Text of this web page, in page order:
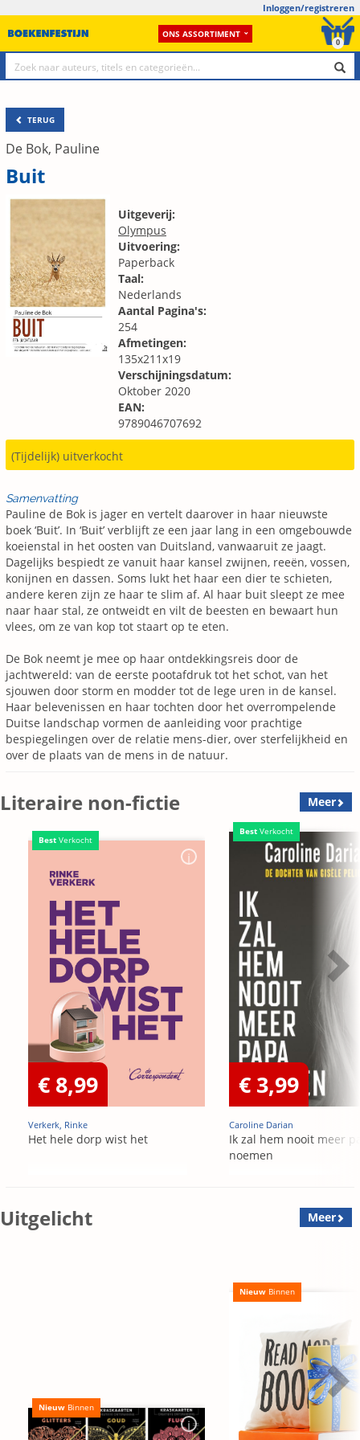
Inloggen/registreren
ONS ASSORTIMENT
0
TERUG
De Bok, Pauline
Buit
Uitgeverij:
Olympus
Uitvoering:
Paperback
Taal:
Nederlands
Aantal Pagina's:
254
Afmetingen:
135x211x19
Verschijningsdatum:
Oktober 2020
EAN:
9789046707692
(Tijdelijk) uitverkocht
Samenvatting
Pauline de Bok is jager en vertelt daarover in haar nieuwste
boek ‘Buit’. In ‘Buit’ verblijft ze een jaar lang in een omgebouwde
koeienstal in het oosten van Duitsland, vanwaaruit ze jaagt.
Dagelijks bespiedt ze vanuit haar kansel zwijnen, reeën, vossen,
konijnen en dassen. Soms lukt het haar een dier te schieten,
andere keren zijn ze haar te slim af. Al haar buit sleept ze mee
naar haar stal, ze ontweidt en vilt de beesten en bewaart hun
vlees, om ze van kop tot staart op te eten.
De Bok neemt je mee op haar ontdekkingsreis door de
jachtwereld: van de eerste pootafdruk tot het schot, van het
sjouwen door storm en modder tot de lege uren in de kansel.
Haar belevenissen en haar tochten door het overrompelende
Duitse landschap vormen de aanleiding voor prachtige
bespiegelingen over de relatie mens-dier, over sterfelijkheid en
over de plaats van de mens in de natuur.
Literaire non-fictie Meer
Best Verkocht
€ 8,99
Verkerk, Rinke
Het hele dorp wist het
Best Verkocht
€ 3,99
Caroline Darian
Ik zal hem nooit meer
noemen
Uitgelicht Meer
Nieuw Binnen
Nieuw Binnen